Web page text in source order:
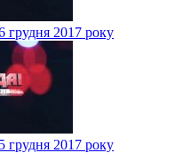
грудня 2017 року
грудня 2017 року